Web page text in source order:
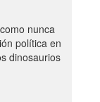
nunca
política en
dinosaurios